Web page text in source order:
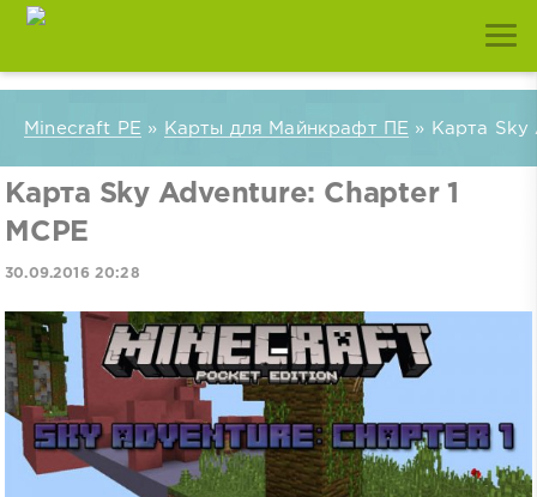
Minecraft PE » Карты для Майнкрафт ПЕ » Карта Sky
Карта Sky Adventure: Chapter 1
MCPE
30.09.2016 20:28